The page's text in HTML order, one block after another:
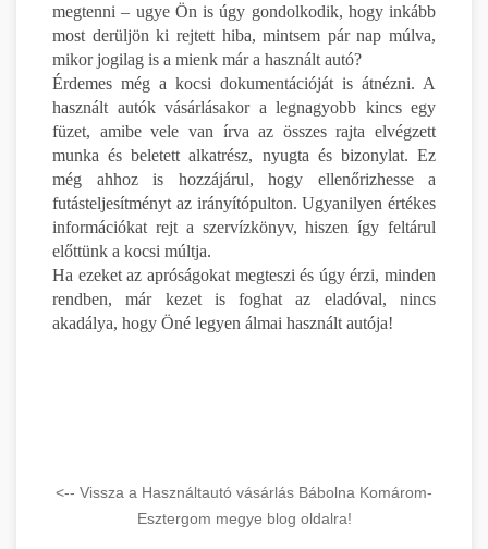
megtenni – ugye Ön is úgy gondolkodik, hogy inkább
most derüljön ki rejtett hiba, mintsem pár nap múlva,
mikor jogilag is a mienk már a használt autó?
Érdemes még a kocsi dokumentációját is átnézni. A
használt autók vásárlásakor a legnagyobb kincs egy
füzet, amibe vele van írva az összes rajta elvégzett
munka és beletett alkatrész, nyugta és bizonylat. Ez
még ahhoz is hozzájárul, hogy ellenőrizhesse a
futásteljesítményt az irányítópulton. Ugyanilyen értékes
információkat rejt a szervízkönyv, hiszen így feltárul
előttünk a kocsi múltja.
Ha ezeket az apróságokat megteszi és úgy érzi, minden
rendben, már kezet is foghat az eladóval, nincs
akadálya, hogy Öné legyen álmai használt autója!
<-- Vissza a Használtautó vásárlás Bábolna Komárom-
Esztergom megye blog oldalra!